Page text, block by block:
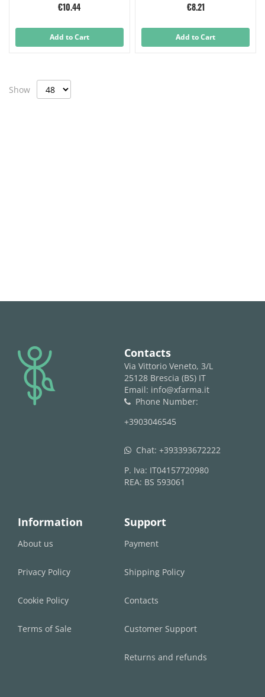
€10.44
Add to Cart
€8.21
Add to Cart
Show
logo Contacts
Via Vittorio Veneto, 3/L
25128 Brescia (BS) IT
Email: info@xfarma.it
phone
Phone Number:
+3903046545
whatsapp Chat: +393393672222
P. Iva: IT04157720980
REA: BS 593061
Information
About us
Privacy Policy
Cookie Policy
Terms of Sale
Support
Payment
Shipping Policy
Contacts
Customer Support
Returns and refunds